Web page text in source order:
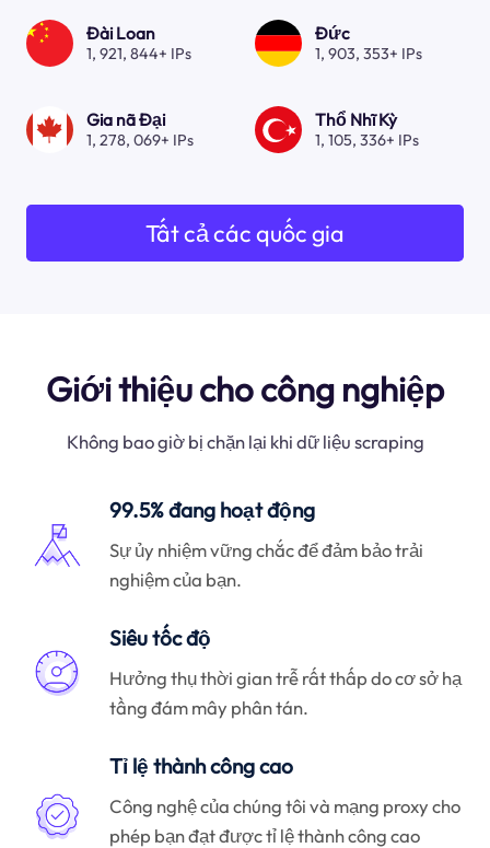
Đài Loan
1, 921, 844+ IPs
Đức
1, 903, 353+ IPs
Gia nã Đại
1, 278, 069+ IPs
Thổ Nhĩ Kỳ
1, 105, 336+ IPs
Tất cả các quốc gia
Giới thiệu cho công nghiệp
Không bao giờ bị chặn lại khi dữ liệu scraping
99.5% đang hoạt động
Sự ủy nhiệm vững chắc để đảm bảo trải
nghiệm của bạn.
Siêu tốc độ
Hưởng thụ thời gian trễ rất thấp do cơ sở hạ
tầng đám mây phân tán.
Tỉ lệ thành công cao
Công nghệ của chúng tôi và mạng proxy cho
phép bạn đạt được tỉ lệ thành công cao